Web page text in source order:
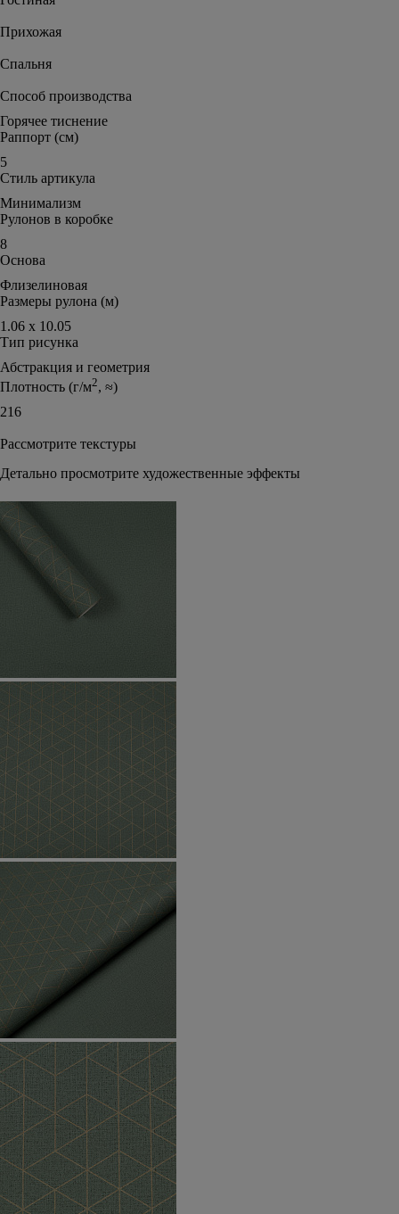
Прихожая
Спальня
Способ производства
Горячее тиснение
Раппорт (см)
5
Стиль артикула
Минимализм
Рулонов в коробке
8
Основа
Флизелиновая
Размеры рулона (м)
1.06 х 10.05
Тип рисунка
Абстракция и геометрия
Плотность (г/м2, ≈)
216
Рассмотрите текстуры
Детально просмотрите художественные эффекты